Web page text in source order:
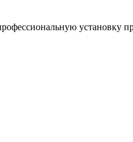
установку